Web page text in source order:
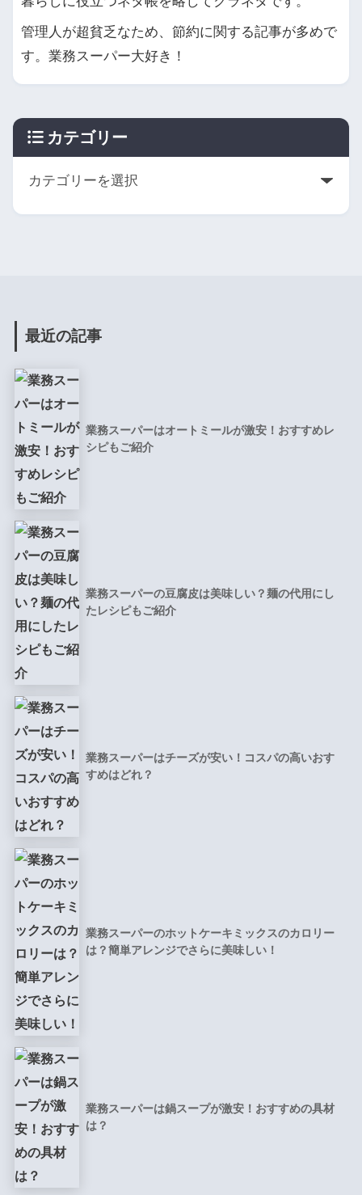
管理人が超貧乏なため、節約に関する記事が多めで
す。業務スーパー大好き！
カテゴリー
最近の記事
業務スーパーはオートミールが激安！おすすめレ
シピもご紹介
業務スーパーの豆腐皮は美味しい？麺の代用にし
たレシピもご紹介
業務スーパーはチーズが安い！コスパの高いおす
すめはどれ？
業務スーパーのホットケーキミックスのカロリー
は？簡単アレンジでさらに美味しい！
業務スーパーは鍋スープが激安！おすすめの具材
は？